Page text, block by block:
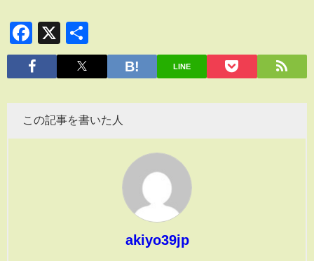
Facebook
X
有
LINE
この記事を書いた人
akiyo39jp